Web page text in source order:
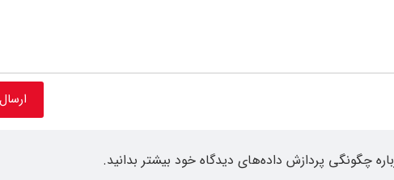
چگونگی پردازش داده‌های دیدگاه خود بیشتر بدانید.